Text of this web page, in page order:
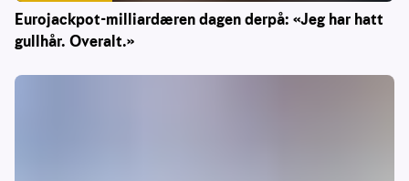
Eurojackpot-milliardæren dagen derpå: «Jeg har hatt
gullhår. Overalt.»